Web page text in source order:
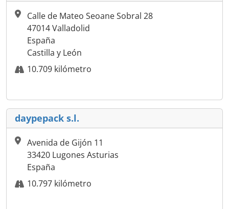
Calle de Mateo Seoane Sobral 28
47014 Valladolid
España
Castilla y León
10.709 kilómetro
daypepack s.l.
Avenida de Gijón 11
33420 Lugones Asturias
España
10.797 kilómetro